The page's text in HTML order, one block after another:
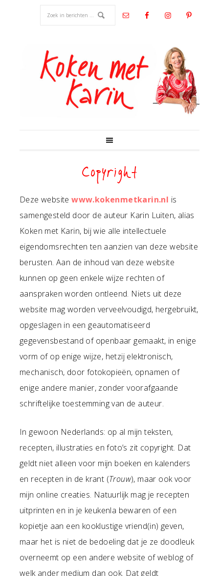
Copyright
Deze websitewww.kokenmetkarin.nl is
samengesteld door de auteur Karin Luiten, alias
Koken met Karin, bij wie alle intellectuele
eigendomsrechten ten aanzien van deze website
berusten. Aan de inhoud van deze website
kunnen op geen enkele wijze rechten of
aanspraken worden ontleend. Niets uit deze
website mag worden verveelvoudigd, hergebruikt,
opgeslagen in een geautomatiseerd
gegevensbestand of openbaar gemaakt, in enige
vorm of op enige wijze, hetzij elektronisch,
mechanisch, door fotokopieën, opnamen of
enige andere manier, zonder voorafgaande
schriftelijke toestemming van de auteur.
In gewoon Nederlands: op al mijn teksten,
recepten, illustraties en foto’s zit copyright. Dat
geldt niet alleen voor mijn boeken en kalenders
en recepten in de krant (Trouw), maar ook voor
mijn online creaties. Natuurlijk mag je recepten
uitprinten en in je keukenla bewaren of een
kopietje aan een kooklustige vriend(in) geven,
maar het is niet de bedoeling dat je ze doodleuk
overneemt op een andere website of weblog of
welk ander medium dan ook. Dat geldt